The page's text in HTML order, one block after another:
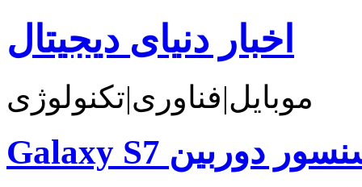
اخبار دنیای دیجیتال
موبایل|فناوری|تکنولوژی